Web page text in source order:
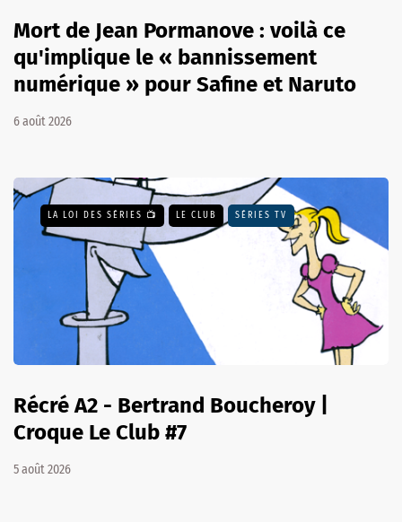
Mort de Jean Pormanove : voilà ce
qu'implique le « bannissement
numérique » pour Safine et Naruto
6 août 2026
LA LOI DES SÉRIES 📺 LE CLUB SÉRIES TV
Récré A2 - Bertrand Boucheroy |
Croque Le Club #7
5 août 2026